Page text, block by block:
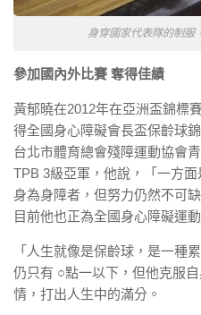
身穿國家代表隊的制服
參加國內外比賽 奪得佳績
黃郁曉在2012年在亞洲盃錦標
得全國身心障礙會長盃保齡球
台北市體育總會殘障運動協會
TPB 3級亞軍，他說，「一方
身為身障者，但努力仍然不可
目前他也正為全國身心障礙運
「人生就像是保齡球，是一種
仍只有 ○點一以下，但他克服
情，打出人生中的滿分。